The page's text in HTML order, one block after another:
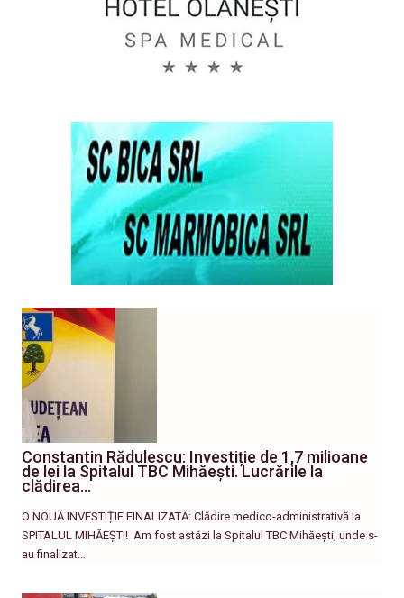
Constantin Rădulescu: Investiție de 1,7 milioane
de lei la Spitalul TBC Mihăești. Lucrările la
clădirea…
O NOUĂ INVESTIȚIE FINALIZATĂ: Clădire medico-administrativă la
SPITALUL MIHĂEȘTI! ​ Am fost astăzi la Spitalul TBC Mihăești, unde s-
au finalizat…